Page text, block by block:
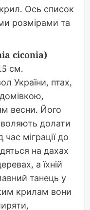
Ось список
розмірами та
ciconia)
см.
України, птах,
весни. Його
долати
час міграції до
на дахах
а їхній
танець у
крилам вони